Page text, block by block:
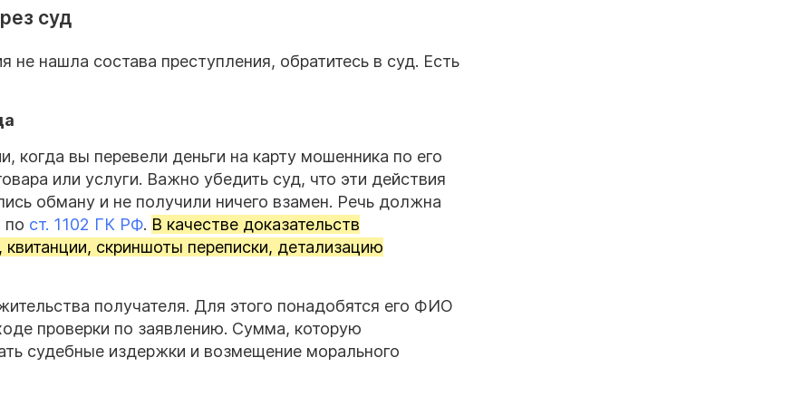
суд
не нашла состава преступления, обратитесь в суд. Есть
когда вы перевели деньги на карту мошенника по его
или услуги. Важно убедить суд, что эти действия
обману и не получили ничего взамен. Речь должна
по ст. 1102 ГК РФ. В качестве доказательств
квитанции, скриншоты переписки, детализацию
получателя. Для этого понадобятся его ФИО
проверки по заявлению. Сумма, которую
судебные издержки и возмещение морального